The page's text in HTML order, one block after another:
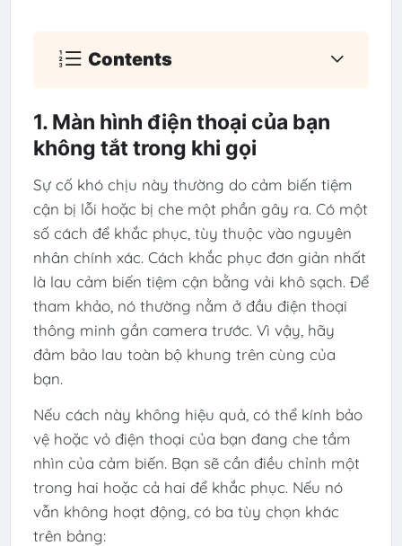
Contents
1. Màn hình điện thoại của bạn
không tắt trong khi gọi
Sự cố khó chịu này thường do cảm biến tiệm
cận bị lỗi hoặc bị che một phần gây ra. Có một
số cách để khắc phục, tùy thuộc vào nguyên
nhân chính xác. Cách khắc phục đơn giản nhất
là lau cảm biến tiệm cận bằng vải khô sạch. Để
tham khảo, nó thường nằm ở đầu điện thoại
thông minh gần camera trước. Vì vậy, hãy
đảm bảo lau toàn bộ khung trên cùng của
bạn.
Nếu cách này không hiệu quả, có thể kính bảo
vệ hoặc vỏ điện thoại của bạn đang che tầm
nhìn của cảm biến. Bạn sẽ cần điều chỉnh một
trong hai hoặc cả hai để khắc phục. Nếu nó
vẫn không hoạt động, có ba tùy chọn khác
trên bảng: